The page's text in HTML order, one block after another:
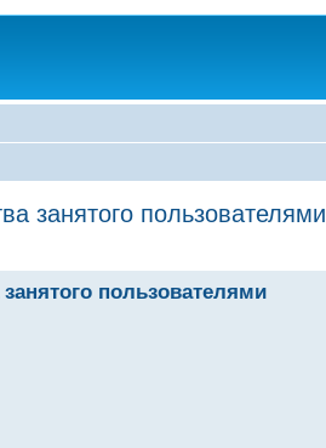
занятого пользователями
пользователями